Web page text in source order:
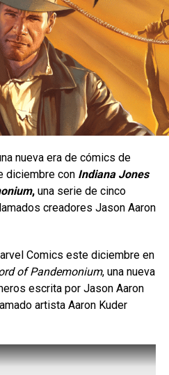
iniciaron cuando
ellos pretendían que los
de la Tierra, por lo que
son los creadores
.
los Eternos, los Deviantes
y buscan traer caos, por lo
y Deviantes era de
nueva era de cómics de
diciembre con Indiana Jones
,una serie de cinco
creadores Jason Aaron
Comics este diciembre en
of Pandemonium, una nueva
escrita por Jason Aaron
artista Aaron Kuder